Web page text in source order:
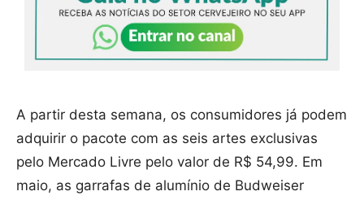
A partir desta semana, os consumidores já podem
adquirir o pacote com as seis artes exclusivas
pelo Mercado Livre pelo valor de R$ 54,99. Em
maio, as garrafas de alumínio de Budweiser